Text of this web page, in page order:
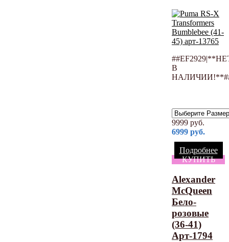
В
9999 руб.
6999 руб.
Подробнее
КУПИТЬ
Alexander
McQueen
Бело-
розовые
(36-41)
Арт-1794